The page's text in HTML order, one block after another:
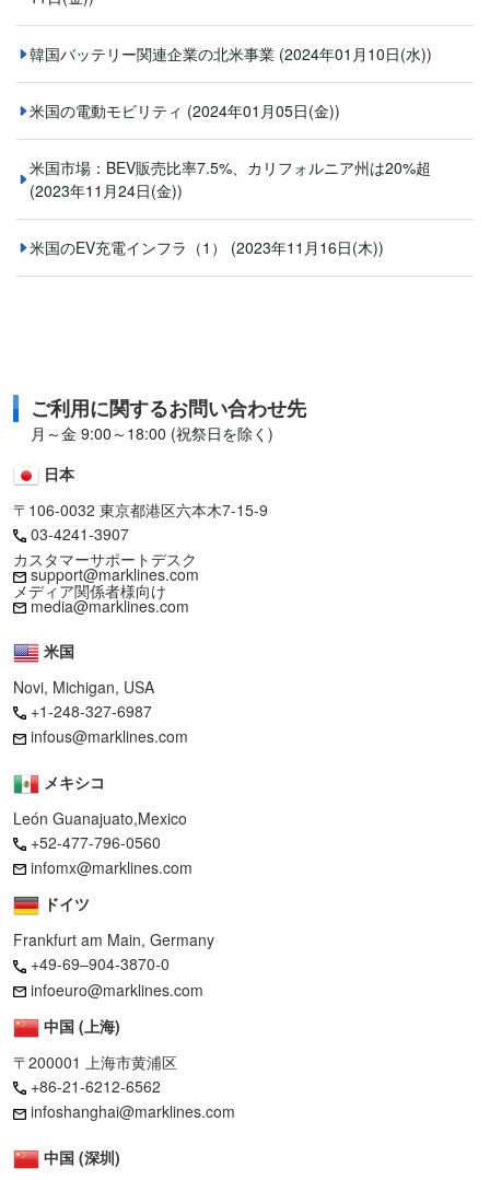
韓国バッテリー関連企業の北米事業 (2024年01月10日(水))
米国の電動モビリティ (2024年01月05日(金))
米国市場：BEV販売比率7.5%、カリフォルニア州は20%超
(2023年11月24日(金))
米国のEV充電インフラ（1） (2023年11月16日(木))
ご利用に関するお問い合わせ先
月～金 9:00～18:00 (祝祭日を除く)
日本
〒106-0032 東京都港区六本木7-15-9
03-4241-3907
カスタマーサポートデスク
support@marklines.com
メディア関係者様向け
media@marklines.com
米国
Novi, Michigan, USA
+1-248-327-6987
infous@marklines.com
メキシコ
León Guanajuato,Mexico
+52-477-796-0560
infomx@marklines.com
ドイツ
Frankfurt am Main, Germany
+49-69–904-3870-0
infoeuro@marklines.com
中国 (上海)
〒200001 上海市黄浦区
+86-21-6212-6562
infoshanghai@marklines.com
中国 (深圳)